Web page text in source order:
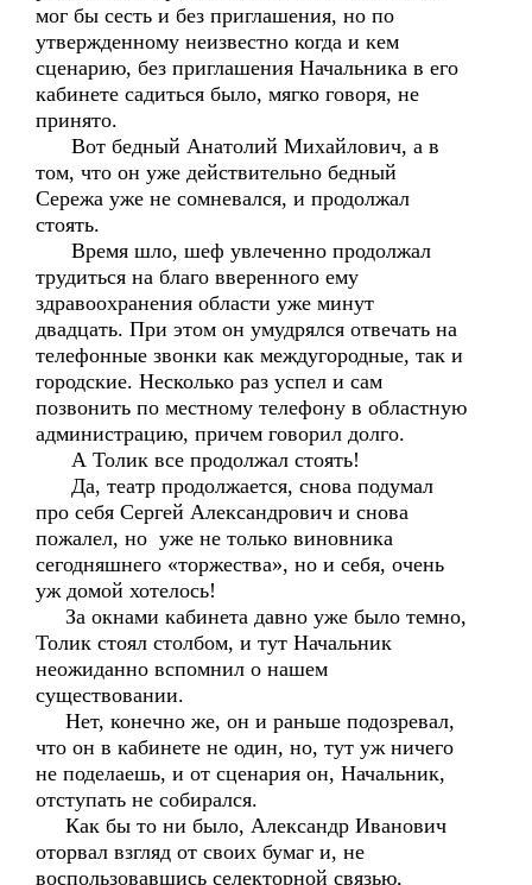
мог бы сесть и без приглашения, но по
утвержденному неизвестно когда и кем
сценарию, без приглашения Начальника в его
кабинете садиться было, мягко говоря, не
принято.
Вот бедный Анатолий Михайлович, а в
том, что он уже действительно бедный
Сережа уже не сомневался, и продолжал
стоять.
Время шло, шеф увлеченно продолжал
трудиться на благо вверенного ему
здравоохранения области уже минут
двадцать. При этом он умудрялся отвечать на
телефонные звонки как междугородные, так и
городские. Несколько раз успел и сам
позвонить по местному телефону в областную
администрацию, причем говорил долго.
А Толик все продолжал стоять!
Да, театр продолжается, снова подумал
про себя Сергей Александрович и снова
пожалел, но уже не только виновника
сегодняшнего «торжества», но и себя, очень
уж домой хотелось!
За окнами кабинета давно уже было темно,
Толик стоял столбом, и тут Начальник
неожиданно вспомнил о нашем
существовании.
Нет, конечно же, он и раньше подозревал,
что он в кабинете не один, но, тут уж ничего
не поделаешь, и от сценария он, Начальник,
отступать не собирался.
Как бы то ни было, Александр Иванович
оторвал взгляд от своих бумаг и, не
воспользовавшись селекторной связью,